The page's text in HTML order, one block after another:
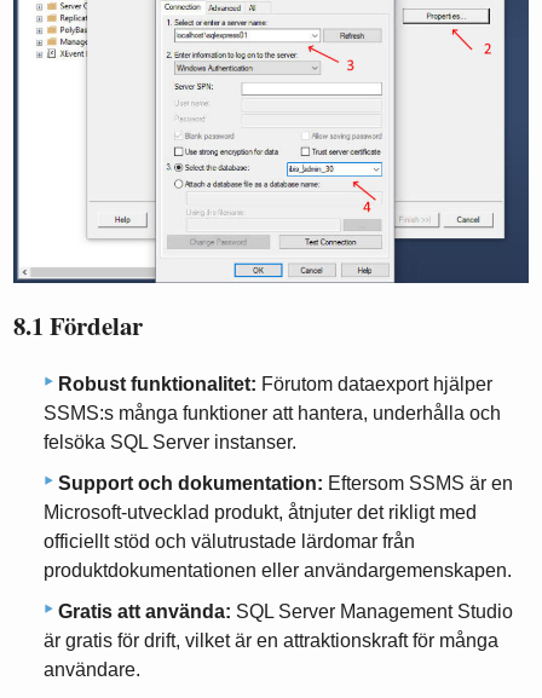
8.1 Fördelar
Robust funktionalitet: Förutom dataexport hjälper
SSMS:s många funktioner att hantera, underhålla och
felsöka SQL Server instanser.
Support och dokumentation: Eftersom SSMS är en
Microsoft-utvecklad produkt, åtnjuter det rikligt med
officiellt stöd och välutrustade lärdomar från
produktdokumentationen eller användargemenskapen.
Gratis att använda: SQL Server Management Studio
är gratis för drift, vilket är en attraktionskraft för många
användare.